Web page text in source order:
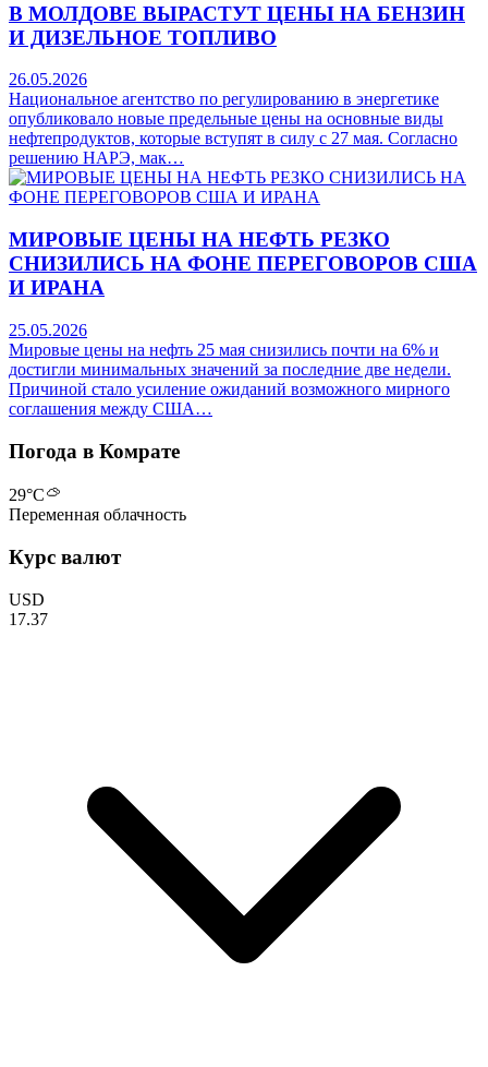
В МОЛДОВЕ ВЫРАСТУТ ЦЕНЫ НА БЕНЗИН
И ДИЗЕЛЬНОЕ ТОПЛИВО
26.05.2026
Национальное агентство по регулированию в энергетике
опубликовало новые предельные цены на основные виды
нефтепродуктов, которые вступят в силу с 27 мая. Согласно
решению НАРЭ, мак…
МИРОВЫЕ ЦЕНЫ НА НЕФТЬ РЕЗКО
СНИЗИЛИСЬ НА ФОНЕ ПЕРЕГОВОРОВ США
И ИРАНА
25.05.2026
Мировые цены на нефть 25 мая снизились почти на 6% и
достигли минимальных значений за последние две недели.
Причиной стало усиление ожиданий возможного мирного
соглашения между США…
Погода в Комрате
29°C
Переменная облачность
Курс валют
USD
17.37